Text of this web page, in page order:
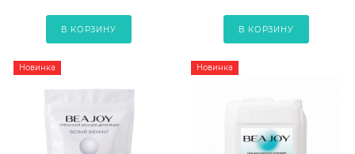
В КОРЗИНУ В КОРЗИНУ
Новинка Новинка